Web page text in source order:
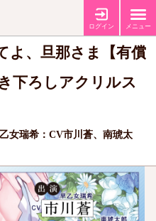
ログイン メニュー
しリーフレット】
【有償特典・ユ
よ、旦那さま【有償
下ろしアクリルス
女瑞希：CV市川蒼、南琥太